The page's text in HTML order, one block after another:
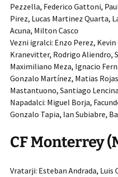
Pezzella, Federico Gattoni,
Pirez, Lucas Martinez Quarta,
Acuna, Milton Casco
Vezni igralci: Enzo Perez,
Kranevitter, Rodrigo Aliendro,
Maximiliano Meza, Ignacio
Gonzalo Martínez, Matias
Mastantuono, Santiago
Napadalci: Miguel Borja,
Gonzalo Tapia, Ian Subiabre,
CF Monterrey
Vratarji: Esteban Andrada, Luis